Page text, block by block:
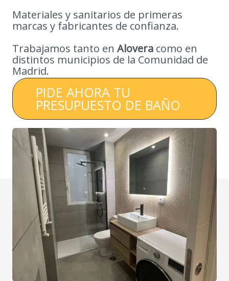
Materiales y sanitarios de primeras
marcas y fabricantes de confianza.
Trabajamos tanto en Alovera como en
distintos municipios de la Comunidad de
Madrid.
PIDE AHORA TU
PRESUPUESTO DE BAÑO